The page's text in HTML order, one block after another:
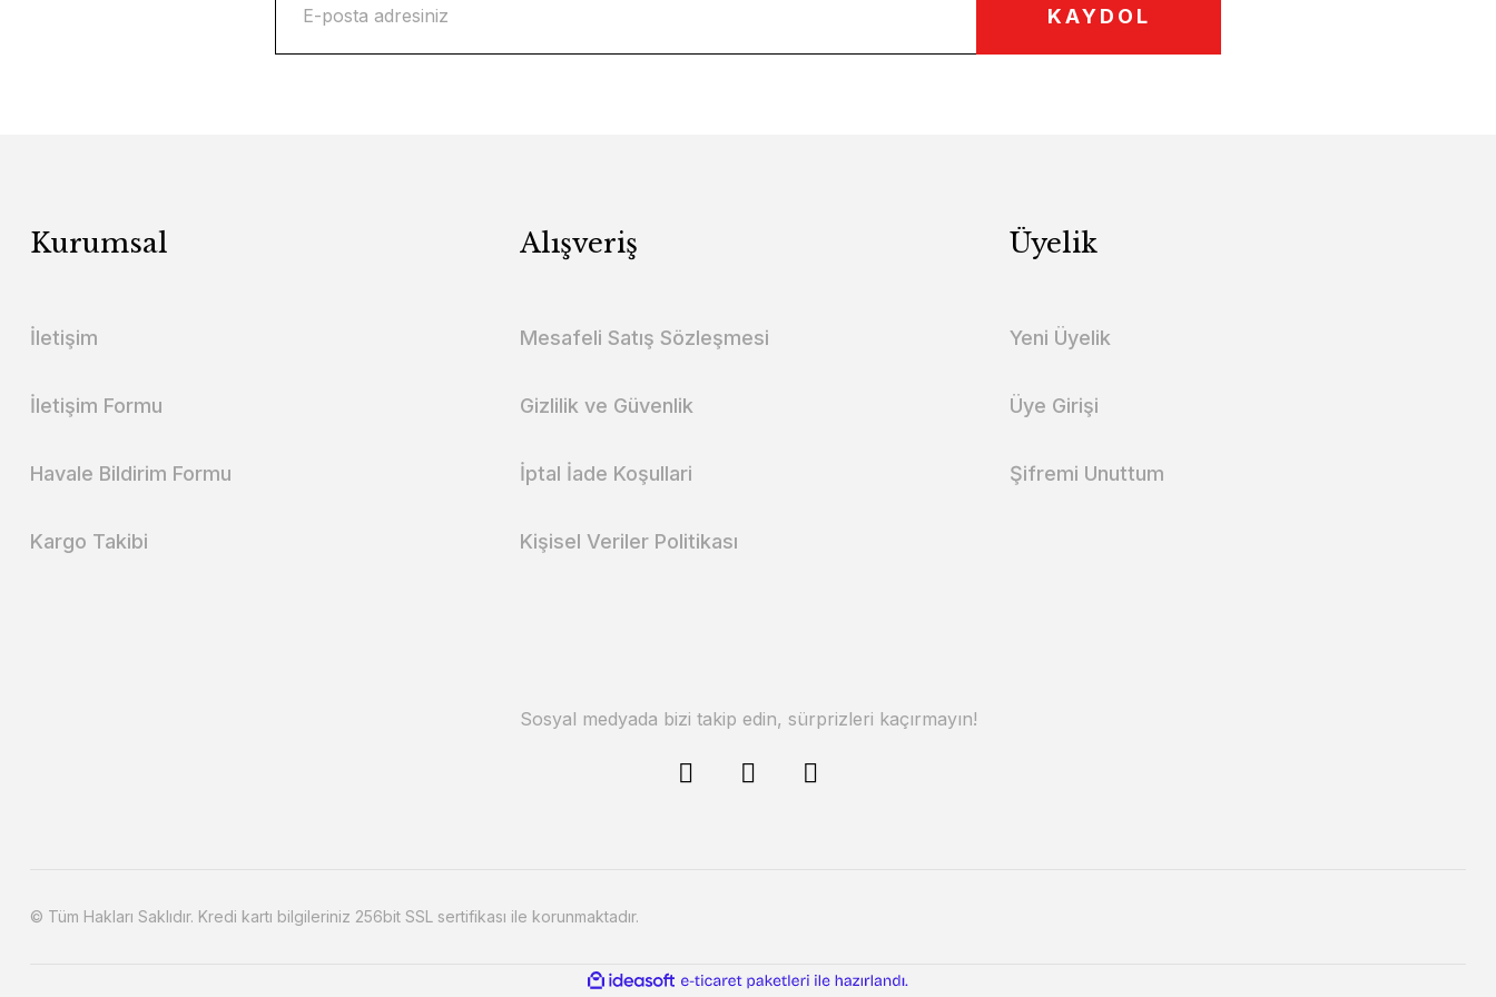
KAYDOL
Kurumsal
İletişim
İletişim Formu
Havale Bildirim Formu
Kargo Takibi
Alışveriş
Mesafeli Satış Sözleşmesi
Gizlilik ve Güvenlik
İptal İade Koşullari
Kişisel Veriler Politikası
Üyelik
Yeni Üyelik
Üye Girişi
Şifremi Unuttum
Sosyal medyada bizi takip edin, sürprizleri kaçırmayın!
© Tüm Hakları Saklıdır. Kredi kartı bilgileriniz 256bit SSL sertifikası ile korunmaktadır.
ideasoft
e-